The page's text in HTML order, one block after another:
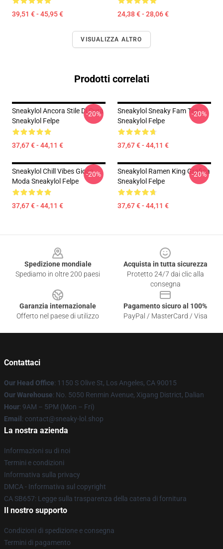
39,51 € - 45,95 € 24,38 € - 28,06 €
VISUALIZZA ALTRO
Prodotti correlati
Sneakylol Ancora Stile Di Cura
Sneakylol Felpe
37,67 € - 44,11 €
-20%
Sneakylol Sneaky Fam Tee
Sneakylol Felpe
37,67 € - 44,11 €
-20%
Sneakylol Chill Vibes Gioco
Moda Sneakylol Felpe
37,67 € - 44,11 €
-20%
Sneakylol Ramen King Grafica
Sneakylol Felpe
37,67 € - 44,11 €
-20%
Spedizione mondiale
Spediamo in oltre 200 paesi
Acquista in tutta sicurezza
Protetto 24/7 dai clic alla
consegna
Garanzia internazionale
Offerto nel paese di utilizzo
Pagamento sicuro al 100%
PayPal / MasterCard / Visa
Contattaci
Our Head Office: 1150 S Olive St, Los Angeles, CA 90015
Our Warehouse: No. 5050 Renmin Avenue, Xigang District, Dalian
Hour: 9AM – 5PM (Mon – Fri)
Email : contact@sneaky-lol.shop
La nostra azienda
Informazioni su di noi
Termini e condizioni
Informativa sulla privacy
DMCA - Informativa sul copyright
CA SB657: Legge sulla trasparenza della catena di fornitura
Il nostro supporto
Condizioni di spedizione e consegna
Termini di pagamento